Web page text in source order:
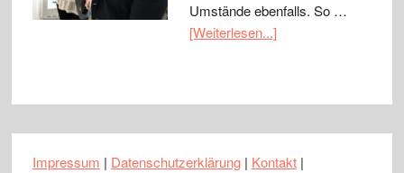
Umstände ebenfalls. So …
[Weiterlesen...]
Impressum | Datenschutzerklärung| Kontakt|